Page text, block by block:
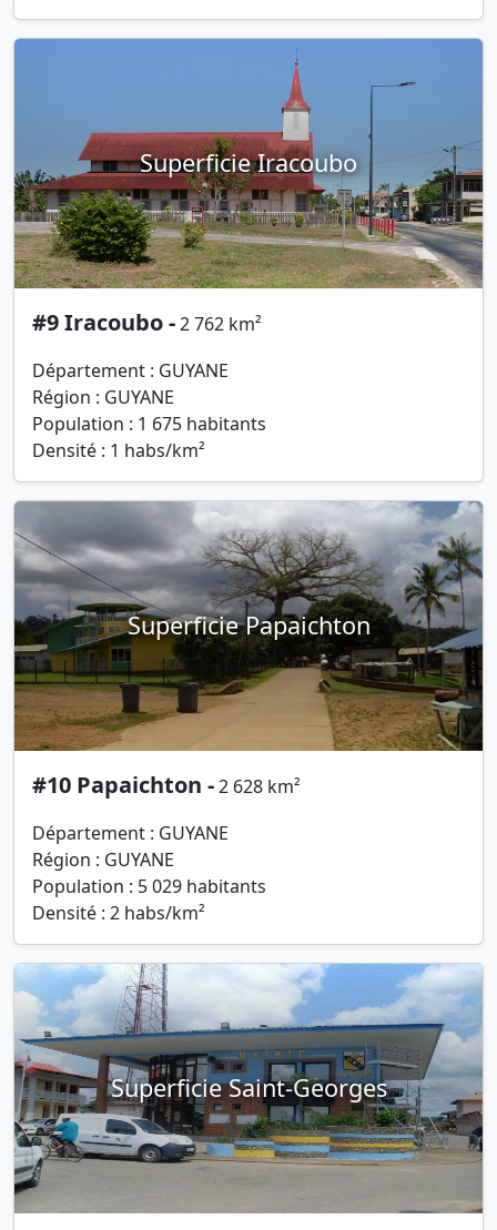
Superficie Iracoubo
#9 Iracoubo -2 762 km²
Département : GUYANE
Région : GUYANE
Population : 1 675 habitants
Densité : 1 habs/km²
Superficie Papaichton
#10 Papaichton -2 628 km²
Département : GUYANE
Région : GUYANE
Population : 5 029 habitants
Densité : 2 habs/km²
Superficie Saint-Georges